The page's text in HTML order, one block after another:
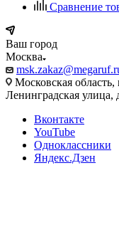
Сравнение
Ваш город
Москва
Московская
Ленинградская улица,
Вконтакте
YouTube
Одноклассники
Яндекс.Дзен